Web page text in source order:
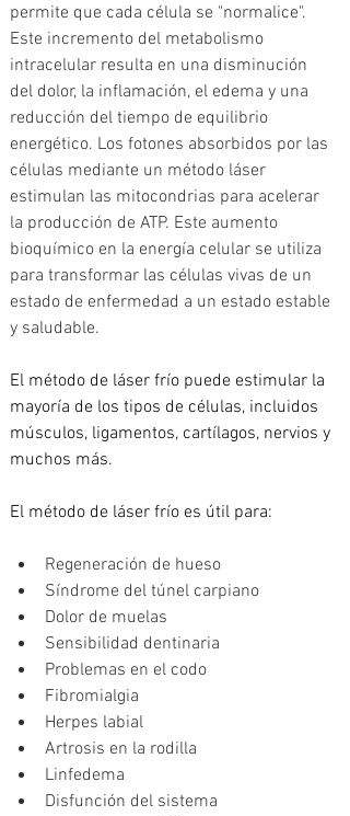
permite que cada célula se "normalice".
Este incremento del metabolismo
intracelular resulta en una disminución
del dolor, la inflamación, el edema y una
reducción del tiempo de equilibrio
energético. Los fotones absorbidos por las
células mediante un método láser
estimulan las mitocondrias para acelerar
la producción de ATP. Este aumento
bioquímico en la energía celular se utiliza
para transformar las células vivas de un
estado de enfermedad a un estado estable
y saludable.
El método de láser frío puede estimular la
mayoría de los tipos de células, incluidos
músculos, ligamentos, cartílagos, nervios y
muchos más.
El método de láser frío es útil para:
Regeneración de hueso
Síndrome del túnel carpiano
Dolor de muelas
Sensibilidad dentinaria
Problemas en el codo
Fibromialgia
Herpes labial
Artrosis en la rodilla
Linfedema
Disfunción del sistema